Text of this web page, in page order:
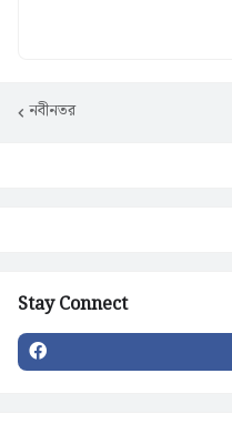
নবীনতর
Stay Connect